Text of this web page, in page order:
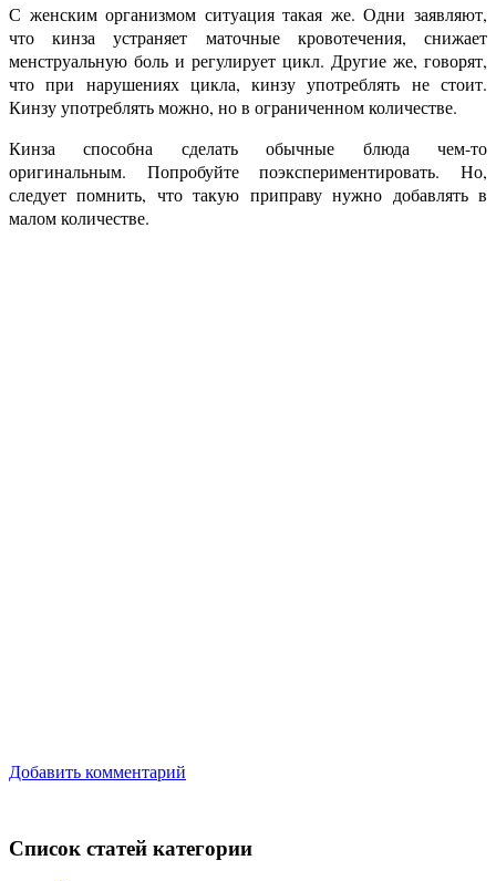
С женским организмом ситуация такая же. Одни заявляют,
что кинза устраняет маточные кровотечения, снижает
менструальную боль и регулирует цикл. Другие же, говорят,
что при нарушениях цикла, кинзу употреблять не стоит.
Кинзу употреблять можно, но в ограниченном количестве.
Кинза способна сделать обычные блюда чем-то
оригинальным. Попробуйте поэкспериментировать. Но,
следует помнить, что такую приправу нужно добавлять в
малом количестве.
Добавить комментарий
Список статей категории